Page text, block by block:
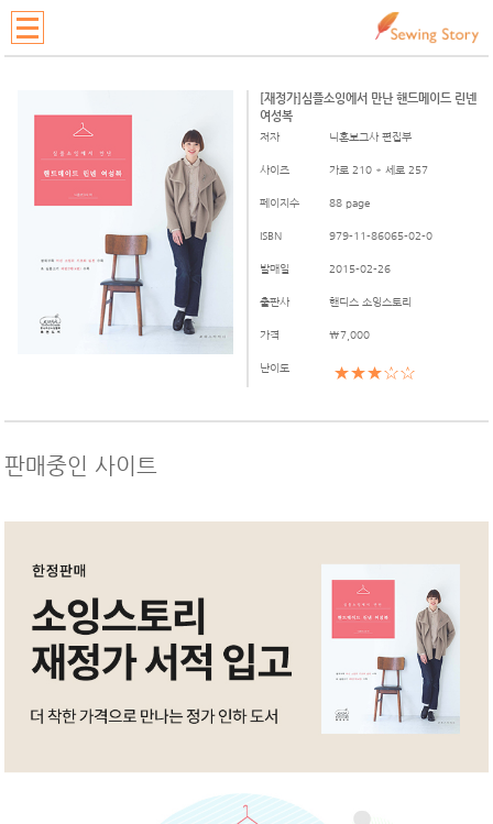
[재정가]심플소잉에서 만난 핸드메이드 린넨
여성복
저자 니혼보그사 편집부
사이즈 가로 210 * 세로 257
페이지수 88 page
ISBN 979-11-86065-02-0
발매일 2015-02-26
출판사 핸디스 소잉스토리
가격 \7,000
난이도 ★★★☆☆
판매중인 사이트